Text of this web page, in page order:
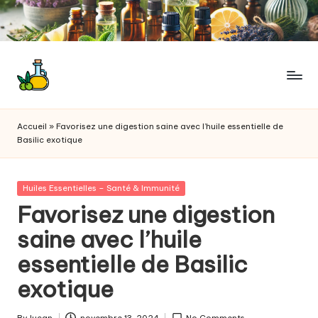
Skip
content
M
o
n
h
ui
le
e
s
s
travers
les
huiles
essentielles
Accueil » Favorisez une digestion saine avec l’huile essentielle de
Basilic exotique
Posted
Huiles Essentielles – Santé & Immunité
Favorisez une digestion
saine avec l’huile
essentielle de Basilic
exotique